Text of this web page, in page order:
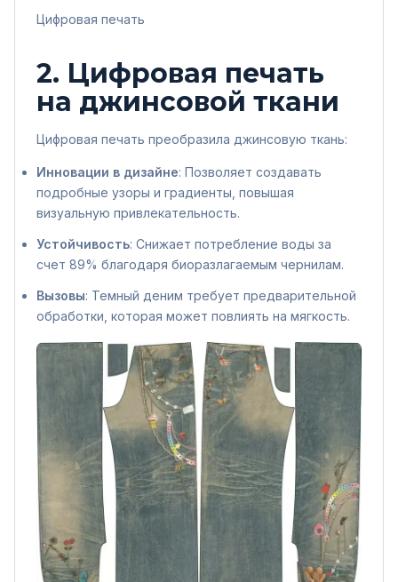
Цифровая печать
2. Цифровая печать
на джинсовой ткани
Цифровая печать преобразила джинсовую ткань:
Инновации в дизайне: Позволяет создавать
подробные узоры и градиенты, повышая
визуальную привлекательность.
Устойчивость: Снижает потребление воды за
счет 89% благодаря биоразлагаемым чернилам.
Вызовы: Темный деним требует предварительной
обработки, которая может повлиять на мягкость.